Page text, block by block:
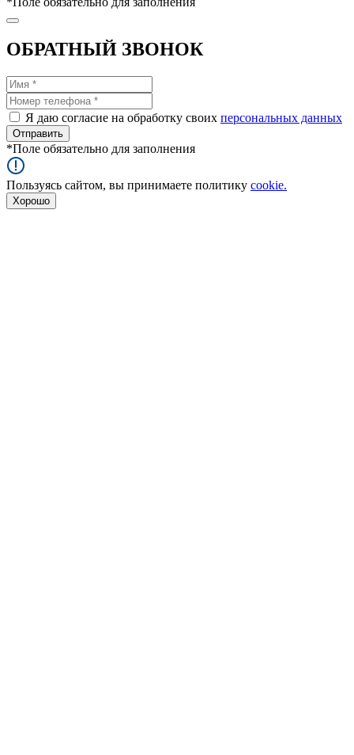
ОБРАТНЫЙ ЗВОНОК
Я даю согласие на обработку своих персональных данных
*Поле обязательно для заполнения
Пользуясь сайтом, вы принимаете политику cookie.
Хорошо